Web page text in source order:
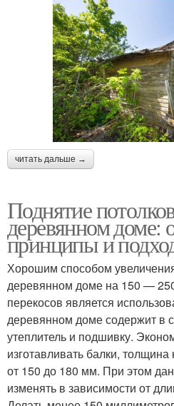
читать дальше →
Поднятие
деревянном доме:
принципы и
Хорошим способом
деревянном доме на 150 —
перекосов является
деревянном доме содержит в
утеплитель и подшивку.
изготавливать балки,
от 150 до 180 мм. При этом
изменять в зависимости от